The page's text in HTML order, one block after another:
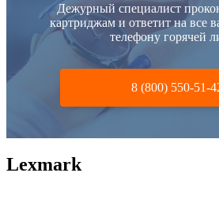
Дежурный специалист
картриджам и ответит на все
телефону горячей
8 (800) 550-51-
Lexmark